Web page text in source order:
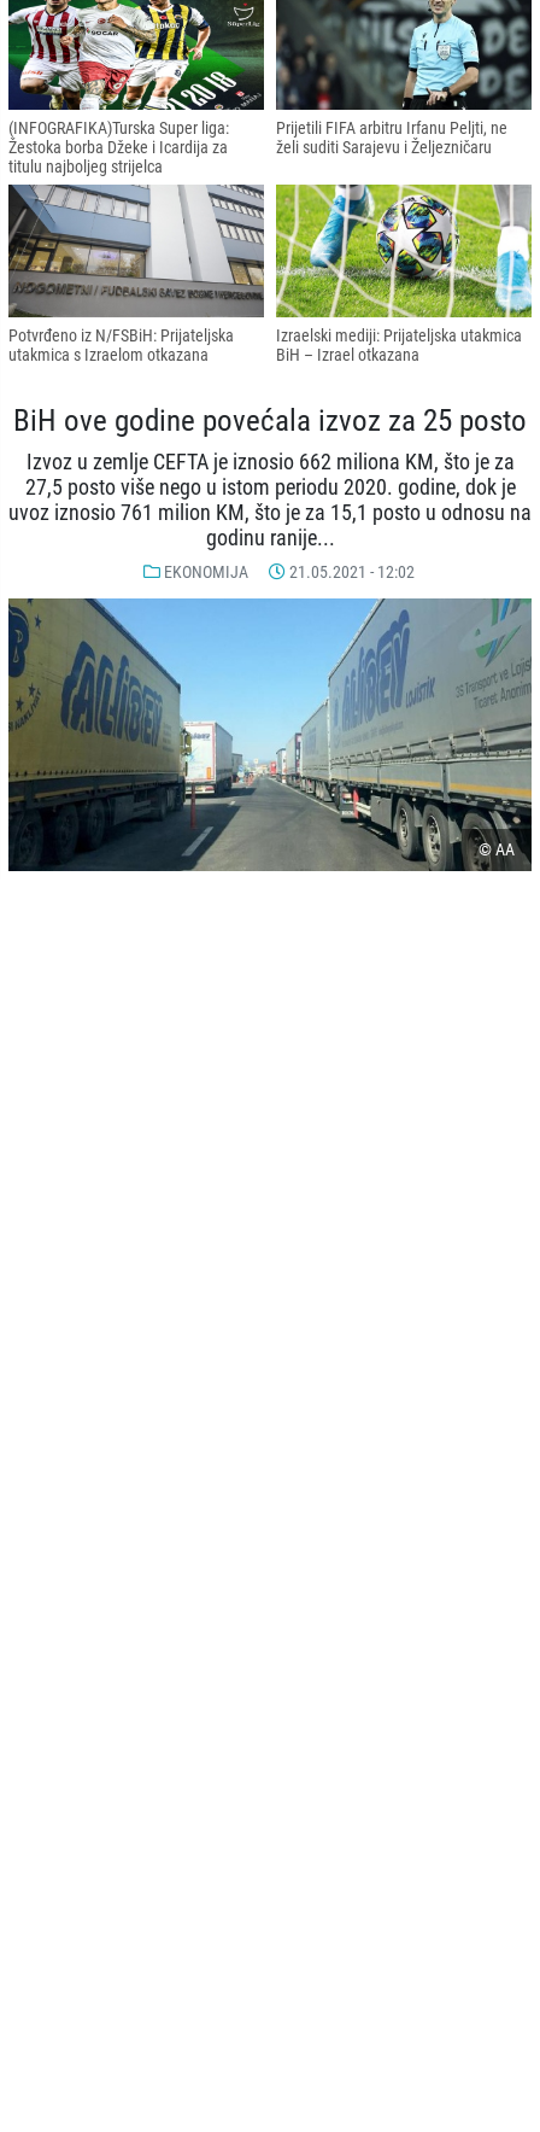
(INFOGRAFIKA)Turska Super liga:
Žestoka borba Džeke i Icardija za
titulu najboljeg strijelca
Prijetili FIFA arbitru Irfanu Peljti, ne
želi suditi Sarajevu i Željezničaru
Potvrđeno iz N/FSBiH: Prijateljska
utakmica s Izraelom otkazana
Izraelski mediji: Prijateljska utakmica
BiH – Izrael otkazana
BiH ove godine povećala izvoz za 25 posto
Izvoz u zemlje CEFTA je iznosio 662 miliona KM, što je za
27,5 posto više nego u istom periodu 2020. godine, dok je
uvoz iznosio 761 milion KM, što je za 15,1 posto u odnosu na
godinu ranije...
EKONOMIJA 21.05.2021 - 12:02
© AA